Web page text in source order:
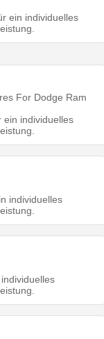
ein individuelles
For Dodge Ram
ein individuelles
individuelles